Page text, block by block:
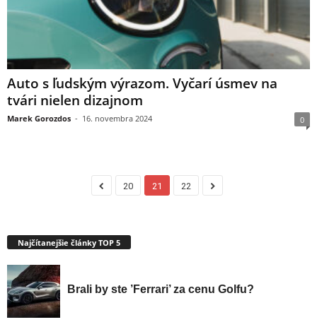
Auto s ľudským výrazom. Vyčarí úsmev na
tvári nielen dizajnom
Marek Gorozdos - 16. novembra 2024 0
20 21 22
Najčítanejšie články TOP 5